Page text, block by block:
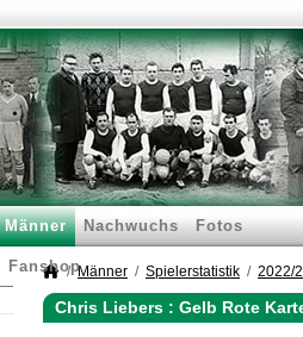
Männer Nachwuchs Fotos
FanshopMänner Spielerstatistik 2022/
Chris Liebers : Gelb Rote